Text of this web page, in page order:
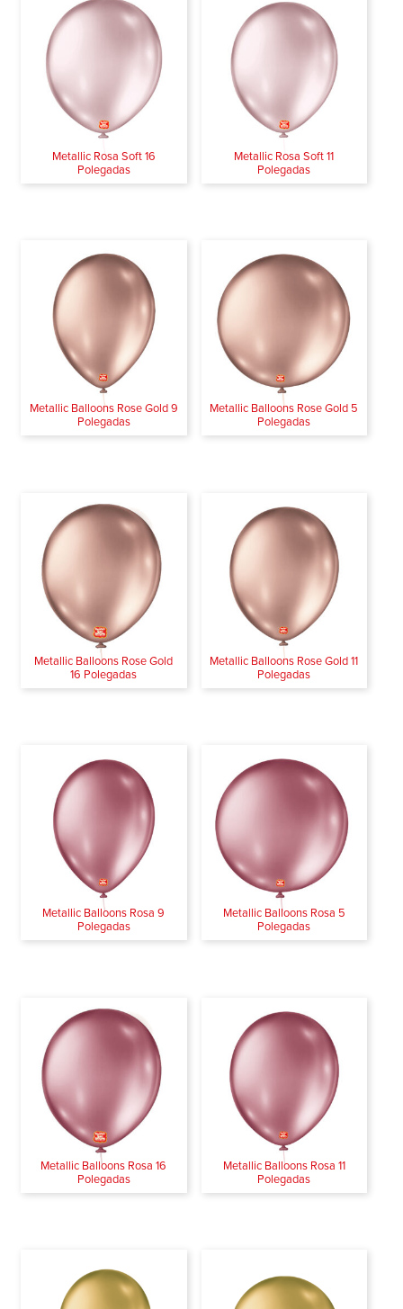
Metallic Rosa Soft 16
Polegadas
Metallic Rosa Soft 11
Polegadas
Metallic Balloons Rose Gold 9
Polegadas
Metallic Balloons Rose Gold 5
Polegadas
Metallic Balloons Rose Gold
16 Polegadas
Metallic Balloons Rose Gold 11
Polegadas
Metallic Balloons Rosa 9
Polegadas
Metallic Balloons Rosa 5
Polegadas
Metallic Balloons Rosa 16
Polegadas
Metallic Balloons Rosa 11
Polegadas